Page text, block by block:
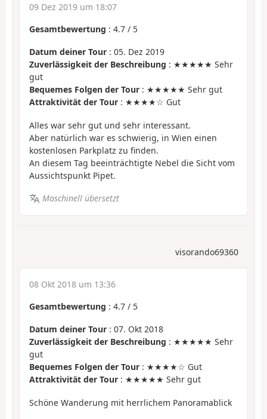
09 Dez 2019 um 18:07
Gesamtbewertung : 4.7 / 5
Datum deiner Tour : 05. Dez 2019
Zuverlässigkeit der Beschreibung : ★★★★★ Sehr
gut
Bequemes Folgen der Tour : ★★★★★ Sehr gut
Attraktivität der Tour : ★★★★☆ Gut
Alles war sehr gut und sehr interessant.
Aber natürlich war es schwierig, in Wien einen
kostenlosen Parkplatz zu finden.
An diesem Tag beeinträchtigte Nebel die Sicht vom
Aussichtspunkt Pipet.
Maschinell übersetzt
visorando69360
08 Okt 2018 um 13:36
Gesamtbewertung : 4.7 / 5
Datum deiner Tour : 07. Okt 2018
Zuverlässigkeit der Beschreibung : ★★★★★ Sehr
gut
Bequemes Folgen der Tour : ★★★★☆ Gut
Attraktivität der Tour : ★★★★★ Sehr gut
Schöne Wanderung mit herrlichem Panoramablick